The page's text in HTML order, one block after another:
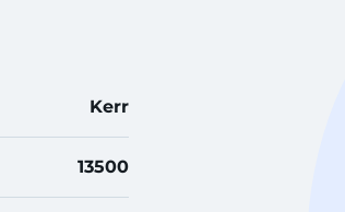
Kerr
13500